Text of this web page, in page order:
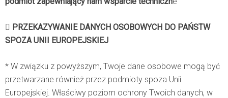
 PRZEKAZYWANIE DANYCH OSOBOWYCH DO PAŃSTW
SPOZA UNII EUROPEJSKIEJ
* W związku z powyższym, Twoje dane osobowe mogą być
przetwarzane również przez podmioty spoza Unii
Europejskiej. Właściwy poziom ochrony Twoich danych, w